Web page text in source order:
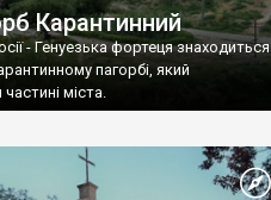
Карантинний
- Генуезька фортеця знаходиться
пагорбі, який
міста.